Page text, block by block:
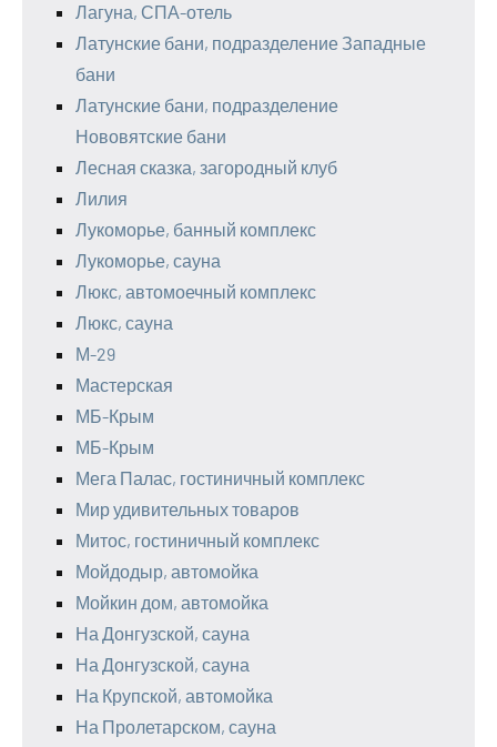
Лагуна, СПА-отель
Латунские бани, подразделение Западные
бани
Латунские бани, подразделение
Нововятские бани
Лесная сказка, загородный клуб
Лилия
Лукоморье, банный комплекс
Лукоморье, сауна
Люкс, автомоечный комплекс
Люкс, сауна
М-29
Мастерская
МБ-Крым
МБ-Крым
Мега Палас, гостиничный комплекс
Мир удивительных товаров
Митос, гостиничный комплекс
Мойдодыр, автомойка
Мойкин дом, автомойка
На Донгузской, сауна
На Донгузской, сауна
На Крупской, автомойка
На Пролетарском, сауна